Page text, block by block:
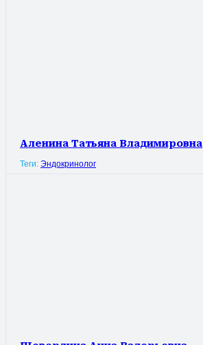
Аленина Татьяна Владимировна
Теги: Эндокринолог